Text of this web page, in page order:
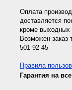
Оплата
доставляется
кроме выходных
Возможен заказ
501-92-45
Правила
Гарантия на